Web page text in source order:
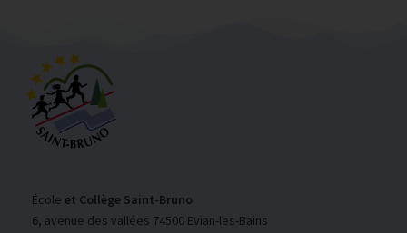
École et Collège Saint-Bruno
6, avenue des vallées 74500 Evian-les-Bains